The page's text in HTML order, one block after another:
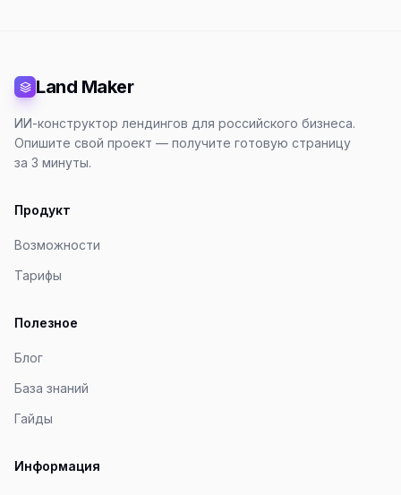
Land Maker
ИИ-конструктор лендингов для российского бизнеса.
Опишите свой проект — получите готовую страницу
за 3 минуты.
Продукт
Возможности
Тарифы
Полезное
Блог
База знаний
Гайды
Информация